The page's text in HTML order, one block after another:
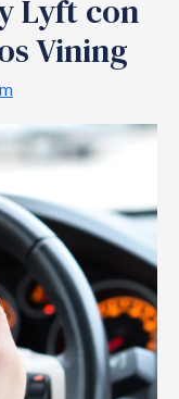
Lyft con
Vining